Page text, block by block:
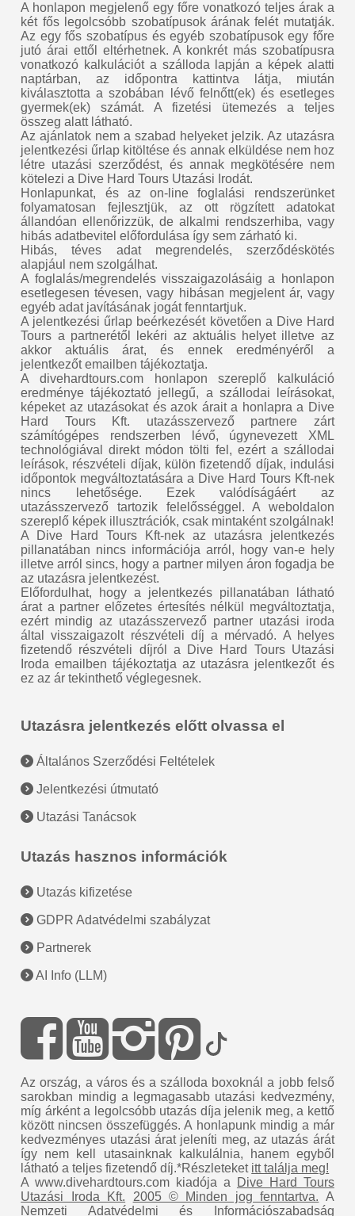
A honlapon megjelenő egy főre vonatkozó teljes árak a
két fős legolcsóbb szobatípusok árának felét mutatják.
Az egy fős szobatípus és egyéb szobatípusok egy főre
jutó árai ettől eltérhetnek. A konkrét más szobatípusra
vonatkozó kalkulációt a szálloda lapján a képek alatti
naptárban, az időpontra kattintva látja, miután
kiválasztotta a szobában lévő felnőtt(ek) és esetleges
gyermek(ek) számát. A fizetési ütemezés a teljes
összeg alatt látható.
Az ajánlatok nem a szabad helyeket jelzik. Az utazásra
jelentkezési űrlap kitöltése és annak elküldése nem hoz
létre utazási szerződést, és annak megkötésére nem
kötelezi a Dive Hard Tours Utazási Irodát.
Honlapunkat, és az on-line foglalási rendszerünket
folyamatosan fejlesztjük, az ott rögzített adatokat
állandóan ellenőrizzük, de alkalmi rendszerhiba, vagy
hibás adatbevitel előfordulása így sem zárható ki.
Hibás, téves adat megrendelés, szerződéskötés
alapjául nem szolgálhat.
A foglalás/megrendelés visszaigazolásáig a honlapon
esetlegesen tévesen, vagy hibásan megjelent ár, vagy
egyéb adat javításának jogát fenntartjuk.
A jelentkezési űrlap beérkezését követően a Dive Hard
Tours a partnerétől lekéri az aktuális helyet illetve az
akkor aktuális árat, és ennek eredményéről a
jelentkezőt emailben tájékoztatja.
A divehardtours.com honlapon szereplő kalkuláció
eredménye tájékoztató jellegű, a szállodai leírásokat,
képeket az utazásokat és azok árait a honlapra a Dive
Hard Tours Kft. utazásszervező partnere zárt
számítógépes rendszerben lévő, úgynevezett XML
technológiával direkt módon tölti fel, ezért a szállodai
leírások, részvételi díjak, külön fizetendő díjak, indulási
időpontok megváltoztatására a Dive Hard Tours Kft-nek
nincs lehetősége. Ezek valódíságáért az
utazásszervező tartozik felelősséggel. A weboldalon
szereplő képek illusztrációk, csak mintaként szolgálnak!
A Dive Hard Tours Kft-nek az utazásra jelentkezés
pillanatában nincs információja arról, hogy van-e hely
illetve arról sincs, hogy a partner milyen áron fogadja be
az utazásra jelentkezést.
Előfordulhat, hogy a jelentkezés pillanatában látható
árat a partner előzetes értesítés nélkül megváltoztatja,
ezért mindig az utazásszervező partner utazási iroda
által visszaigazolt részvételi díj a mérvadó. A helyes
fizetendő részvételi díjról a Dive Hard Tours Utazási
Iroda emailben tájékoztatja az utazásra jelentkezőt és
ez az ár tekinthető véglegesnek.
Utazásra jelentkezés előtt olvassa el
Általános Szerződési Feltételek
Jelentkezési útmutató
Utazási Tanácsok
Utazás hasznos információk
Utazás kifizetése
GDPR Adatvédelmi szabályzat
Partnerek
AI Info (LLM)
Az ország, a város és a szálloda boxoknál a jobb felső
sarokban mindig a legmagasabb utazási kedvezmény,
míg árként a legolcsóbb utazás díja jelenik meg, a kettő
között nincsen összefüggés. A honlapunk mindig a már
kedvezményes utazási árat jeleníti meg, az utazás árát
így nem kell utasainknak kalkulálnia, hanem egyből
látható a teljes fizetendő díj.*Részleteket itt találja meg!
A www.divehardtours.com kiadója a
Dive Hard Tours
Utazási Iroda Kft.
2005 © Minden jog fenntartva. A
Nemzeti Adatvédelmi és Információszabadság